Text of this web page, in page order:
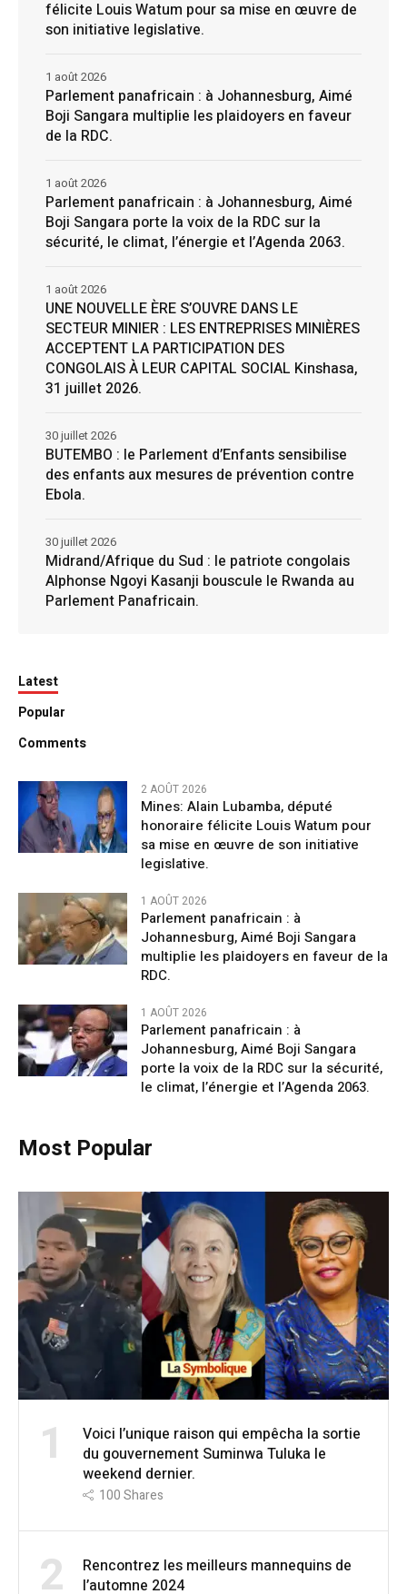
félicite Louis Watum pour sa mise en œuvre de
son initiative legislative.
Parlement panafricain : à Johannesburg, Aimé
Boji Sangara multiplie les plaidoyers en faveur
de la RDC.
1 août 2026
Parlement panafricain : à Johannesburg, Aimé
Boji Sangara porte la voix de la RDC sur la
sécurité, le climat, l’énergie et l’Agenda 2063.
1 août 2026
UNE NOUVELLE ÈRE S’OUVRE DANS LE
SECTEUR MINIER : LES ENTREPRISES MINIÈRES
ACCEPTENT LA PARTICIPATION DES
CONGOLAIS À LEUR CAPITAL SOCIAL Kinshasa,
31 juillet 2026.
1 août 2026
BUTEMBO : le Parlement d’Enfants sensibilise
des enfants aux mesures de prévention contre
Ebola.
30 juillet 2026
Midrand/Afrique du Sud : le patriote congolais
Alphonse Ngoyi Kasanji bouscule le Rwanda au
Parlement Panafricain.
30 juillet 2026
Latest
Popular
Comments
2 AOÛT 2026
Mines: Alain Lubamba, député
honoraire félicite Louis Watum pour
sa mise en œuvre de son initiative
legislative.
1 AOÛT 2026
Parlement panafricain : à
Johannesburg, Aimé Boji Sangara
multiplie les plaidoyers en faveur de la
RDC.
1 AOÛT 2026
Parlement panafricain : à
Johannesburg, Aimé Boji Sangara
porte la voix de la RDC sur la sécurité,
le climat, l’énergie et l’Agenda 2063.
Most Popular
1
Voici l’unique raison qui empêcha la sortie
du gouvernement Suminwa Tuluka le
weekend dernier.
100Shares
2
Rencontrez les meilleurs mannequins de
l’automne 2024